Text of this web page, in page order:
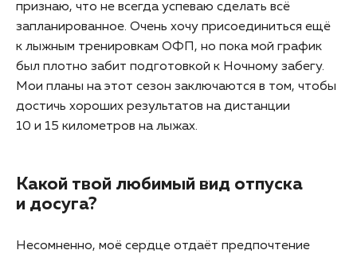
признаю, что не всегда успеваю сделать всё
запланированное. Очень хочу присоединиться ещё
к лыжным тренировкам ОФП, но пока мой график
был плотно забит подготовкой к Ночному забегу.
Мои планы на этот сезон заключаются в том, чтобы
достичь хороших результатов на дистанции
10 и 15 километров на лыжах.
Какой твой любимый вид отпуска
и досуга?
Несомненно, моё сердце отдаёт предпочтение